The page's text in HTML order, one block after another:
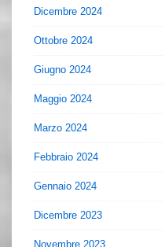
Dicembre 2024
Ottobre 2024
Giugno 2024
Maggio 2024
Marzo 2024
Febbraio 2024
Gennaio 2024
Dicembre 2023
Novembre 2023